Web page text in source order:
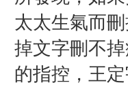
太太生氣而
掉文字刪不掉
的指控，王